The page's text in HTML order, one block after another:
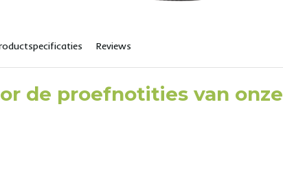
Reviews
de proefnotities van onze